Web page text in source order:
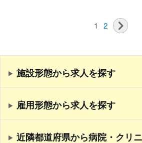
1 2
施設形態から求人を探す
雇用形態から求人を探す
近隣都道府県から病院・クリ